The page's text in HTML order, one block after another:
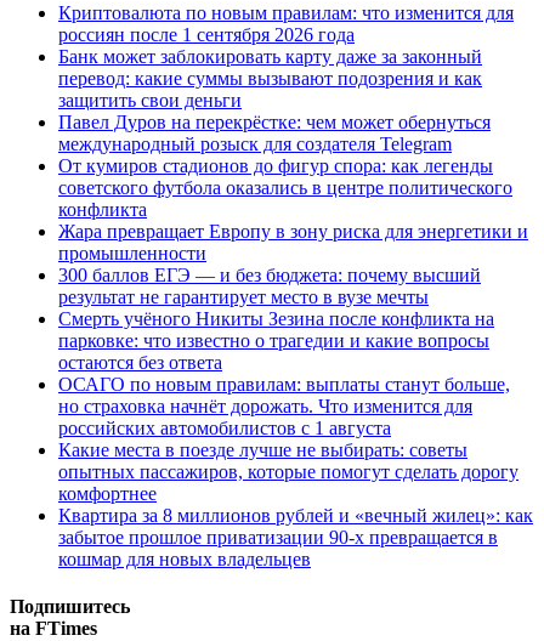
Криптовалюта по новым правилам: что изменится для
россиян после 1 сентября 2026 года
Банк может заблокировать карту даже за законный
перевод: какие суммы вызывают подозрения и как
защитить свои деньги
Павел Дуров на перекрёстке: чем может обернуться
международный розыск для создателя Telegram
От кумиров стадионов до фигур спора: как легенды
советского футбола оказались в центре политического
конфликта
Жара превращает Европу в зону риска для энергетики и
промышленности
300 баллов ЕГЭ — и без бюджета: почему высший
результат не гарантирует место в вузе мечты
Смерть учёного Никиты Зезина после конфликта на
парковке: что известно о трагедии и какие вопросы
остаются без ответа
ОСАГО по новым правилам: выплаты станут больше,
но страховка начнёт дорожать. Что изменится для
российских автомобилистов с 1 августа
Какие места в поезде лучше не выбирать: советы
опытных пассажиров, которые помогут сделать дорогу
комфортнее
Квартира за 8 миллионов рублей и «вечный жилец»: как
забытое прошлое приватизации 90-х превращается в
кошмар для новых владельцев
Подпишитесь
на FTimes